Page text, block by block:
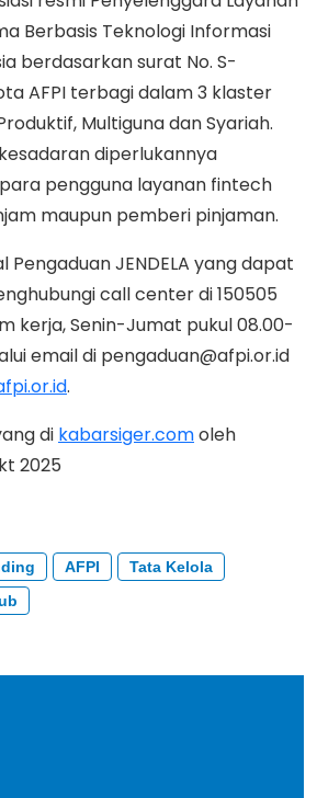
Berbasis Teknologi Informasi
berdasarkan surat No. S-
AFPI terbagi dalam 3 klaster
Multiguna dan Syariah.
diperlukannya
pengguna layanan fintech
maupun pemberi pinjaman.
Pengaduan JENDELA yang dapat
call center di 150505
kerja, Senin-Jumat pukul 08.00-
email di pengaduan@afpi.or.id
.
di kabarsiger.comoleh
2025
AFPI
Tata Kelola